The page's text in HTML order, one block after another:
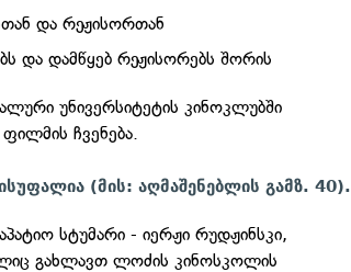
და რეჟისორთან
და დამწყებ რეჟისორებს შორის
უნივერსიტეტის კინოკლუბში
ჩვენება.
(მის: აღმაშენებლის გამზ. 40).
სტუმარი - იერჟი რუდჟინსკი,
გახლავთ ლოძის კინოსკოლის